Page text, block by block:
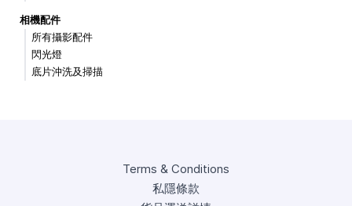
相機配件
所有攝影配件
閃光燈
底片沖洗及掃描
Terms & Conditions
私隱條款